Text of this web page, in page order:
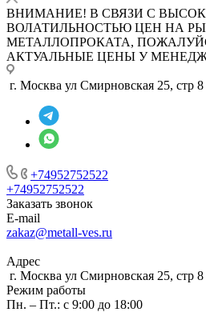
ВНИМАНИЕ! В СВЯЗИ С
ВОЛАТИЛЬНОСТЬЮ ЦЕН НА
МЕТАЛЛОПРОКАТА,
АКТУАЛЬНЫЕ ЦЕНЫ У
г. Москва ул Смирновская 25, стр 8
+74952752522
+74952752522
Заказать звонок
E-mail
zakaz@metall-ves.ru
Адрес
г. Москва ул Смирновская 25, стр 8
Режим работы
Пн. – Пт.: с 9:00 до 18:00